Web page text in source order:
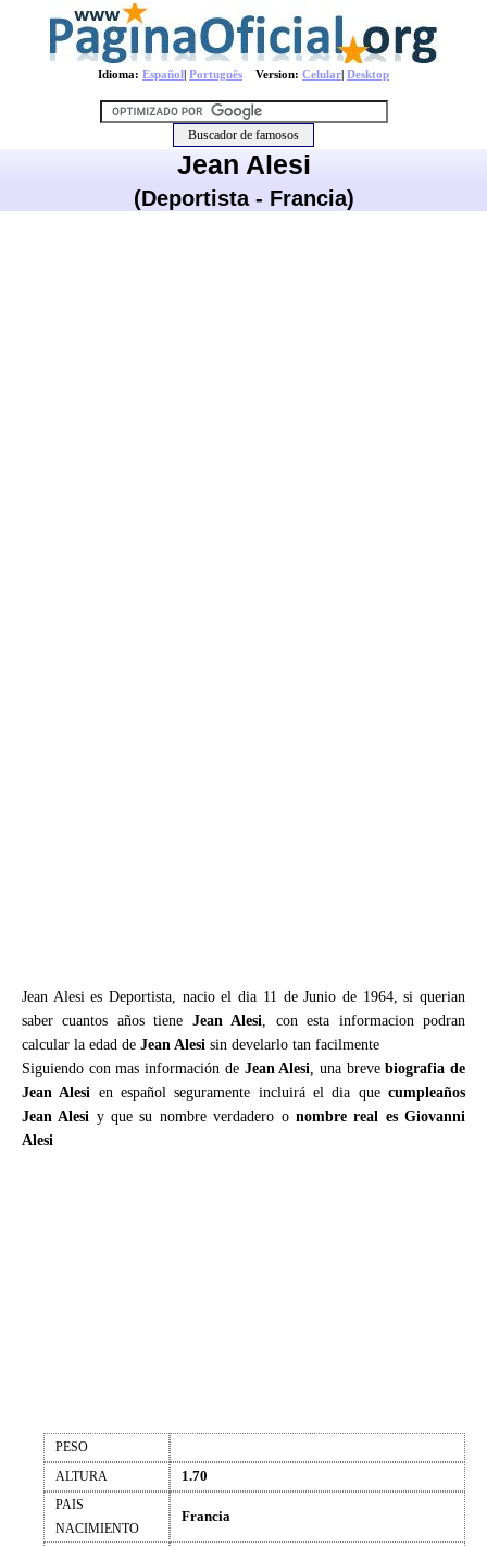
Idioma: Español| Português Version: Celular| Desktop
Jean Alesi
(Deportista - Francia)
Jean Alesi es Deportista, nacio el dia 11 de Junio de 1964, si querian
saber cuantos años tiene Jean Alesi, con esta informacion podran
calcular la edad de Jean Alesi sin develarlo tan facilmente
Siguiendo con mas información de Jean Alesi, una brevebiografia de
Jean Alesi en español seguramente incluirá el dia quecumpleaños
Jean Alesi y que su nombre verdadero o nombre real es Giovanni
Alesi
PESO
ALTURA
1.70
PAIS
NACIMIENTO
Francia